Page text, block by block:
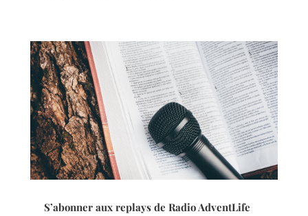
S’abonner aux replays de Radio AdventLife